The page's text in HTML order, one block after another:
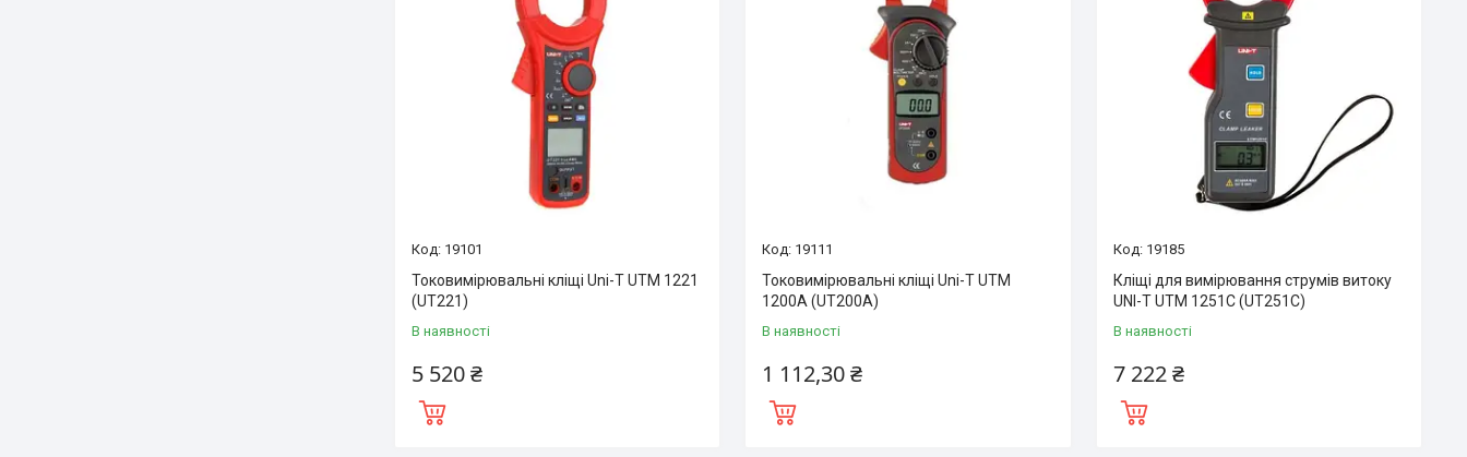
19101
Токовимірювальні кліщі Uni-T UTM 1221
(UT221)
В наявності
5 520 ₴
19111
Токовимірювальні кліщі Uni-T UTM
1200A (UT200A)
В наявності
1 112,30 ₴
19185
Кліщі для вимірювання струмів витоку
UNI-T UTM 1251С (UT251С)
В наявності
7 222 ₴